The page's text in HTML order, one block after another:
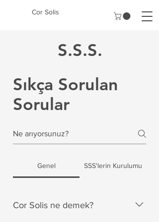
Cor Solis
S.S.S.
Sıkça Sorulan
Sorular
Genel SSS'lerin Kurulumu
Cor Solis ne demek?